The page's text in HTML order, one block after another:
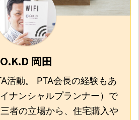
O.K.D 岡田
活動。 PTA会長の経験もあ
ナンシャルプランナー）で
者の立場から、住宅購入や